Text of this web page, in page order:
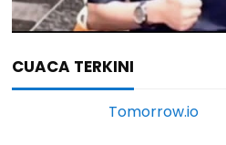
CUACA TERKINI